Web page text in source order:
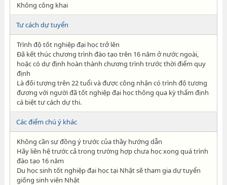
Không công khai
Tư cách dự tuyển
Trình độ tốt nghiệp đại học trở lên
Đã kết thúc chương trình đào tạo trên 16 năm ở nước ngoài,
hoặc có dự định hoàn thành chương trình trước thời điểm quy
định
Là đối tượng trên 22 tuổi và được công nhận có trình độ tương
đương với người đã tốt nghiệp đại học thông qua kỳ thẩm định
cá biệt tư cách dự thi.
Các điểm chú ý khác
Không cần sự đồng ý trước của thầy hướng dẫn
Hãy liên hệ trước cả trong trường hợp chưa học xong quá trình
đào tạo 16 năm
Du học sinh tốt nghiệp đại học tại Nhật sẽ tham gia dự tuyển
giống sinh viên Nhật